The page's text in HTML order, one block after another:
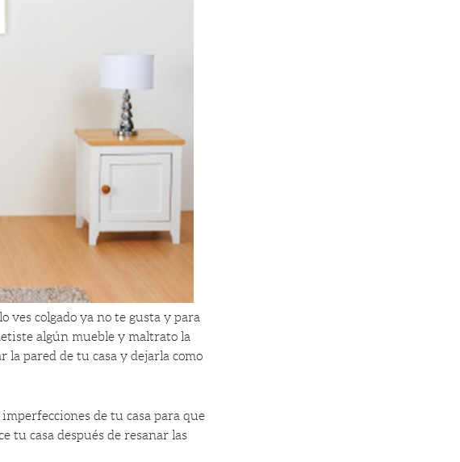
ves colgado ya no te gusta y para
algún mueble y maltrato la
la pared de tu casa y dejarla como
de tu casa para que
tu casa después de resanar las